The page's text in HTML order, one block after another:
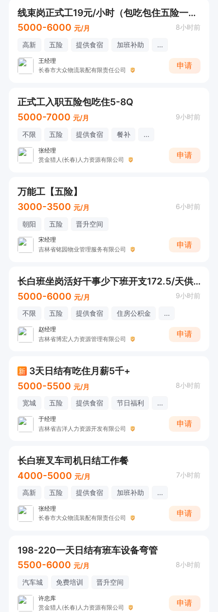
线束岗正式工19元/小时（包吃包住五险一金）
5000-6000 元/月 8小时前
高新 五险 提供食宿 加班补助 ...
王经理
长春市大众物流装配有限责任公司
申请
正式工入职五险包吃住5-8Q
5000-7000 元/月 9小时前
不限 五险 提供食宿 餐补 ...
张经理
赏金猎人(长春)人力资源有限公司
申请
万能工【五险】
3000-3500 元/月 6小时前
朝阳 五险 晋升空间
宋经理
吉林省铭园物业管理服务有限公司
申请
长白班坐岗活好干事少下班开支172.5/天供吃供住
5000-6000 元/月 9小时前
不限 五险 提供食宿 住房公积金 ...
赵经理
吉林省博宏人力资源管理有限公司
申请
新 3天日结有吃住月薪5千+
5000-5500 元/月 8小时前
宽城 五险 提供食宿 节日福利 ...
于经理
吉林省吉洋人力资源开发有限公司
申请
长白班叉车司机日结工作餐
4000-5000 元/月 7小时前
高新 五险 提供食宿 加班补助 ...
张经理
长春市大众物流装配有限责任公司
申请
198-220一天日结有班车设备弯管
5500-6000 元/月 8小时前
汽车城 免费培训 晋升空间
许忠库
赏金猎人(长春)人力资源有限公司
申请